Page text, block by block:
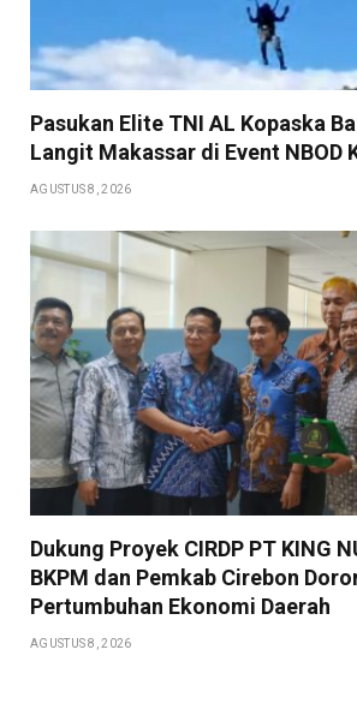
Pasukan Elite TNI AL Kopaska
Langit Makassar di Event NBOD
AGUSTUS 8, 2026
Dukung Proyek CIRDP PT KING
BKPM dan Pemkab Cirebon
Pertumbuhan Ekonomi Daerah
AGUSTUS 8, 2026